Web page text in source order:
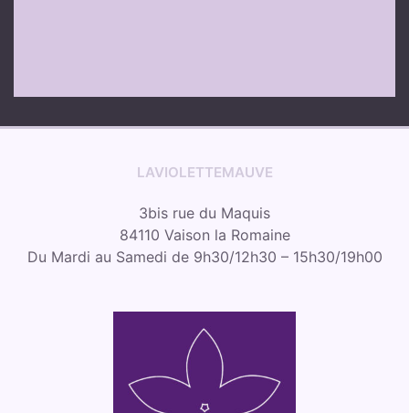
LAVIOLETTEMAUVE
3bis rue du Maquis
84110 Vaison la Romaine
Du Mardi au Samedi de 9h30/12h30 – 15h30/19h00